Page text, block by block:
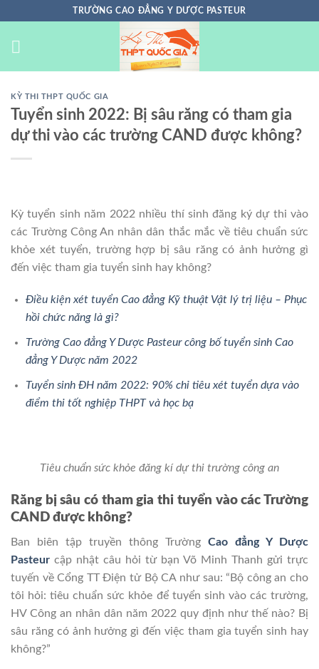
nội
TRƯỜNG CAO ĐẲNG Y DƯỢC PASTEUR
KỲ THI THPT QUỐC GIA
Tuyển sinh 2022: Bị sâu răng có tham gia
dự thi vào các trường CAND được không?
Kỳ tuyển sinh năm 2022 nhiều thí sinh đăng ký dự thi vào
các Trường Công An nhân dân thắc mắc về tiêu chuẩn sức
khỏe xét tuyển, trường hợp bị sâu răng có ảnh hưởng gì
đến việc tham gia tuyển sinh hay không?
Điều kiện xét tuyển Cao đẳng Kỹ thuật Vật lý trị liệu – Phục
hồi chức năng là gì?
Trường Cao đẳng Y Dược Pasteur công bố tuyển sinh Cao
đẳng Y Dược năm 2022
Tuyển sinh ĐH năm 2022: 90% chỉ tiêu xét tuyển dựa vào
điểm thi tốt nghiệp THPT và học bạ
Tiêu chuẩn sức khỏe đăng kí dự thi trường công an
Răng bị sâu có tham gia thi tuyển vào các Trường
CAND được không?
Ban biên tập truyền thông Trường Cao đẳng Y Dược
Pasteur cập nhật câu hỏi từ bạn Võ Minh Thanh gửi trực
tuyến về Cổng TT Điện tử Bộ CA như sau: “Bộ công an cho
tôi hỏi: tiêu chuẩn sức khỏe để tuyển sinh vào các trường,
HV Công an nhân dân năm 2022 quy định như thế nào? Bị
sâu răng có ảnh hưởng gì đến việc tham gia tuyển sinh hay
không?”